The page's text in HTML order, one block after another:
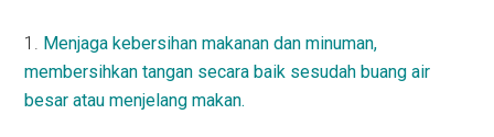
1. Menjaga kebersihan makanan dan minuman,
membersihkan tangan secara baik sesudah buang air
besar atau menjelang makan.